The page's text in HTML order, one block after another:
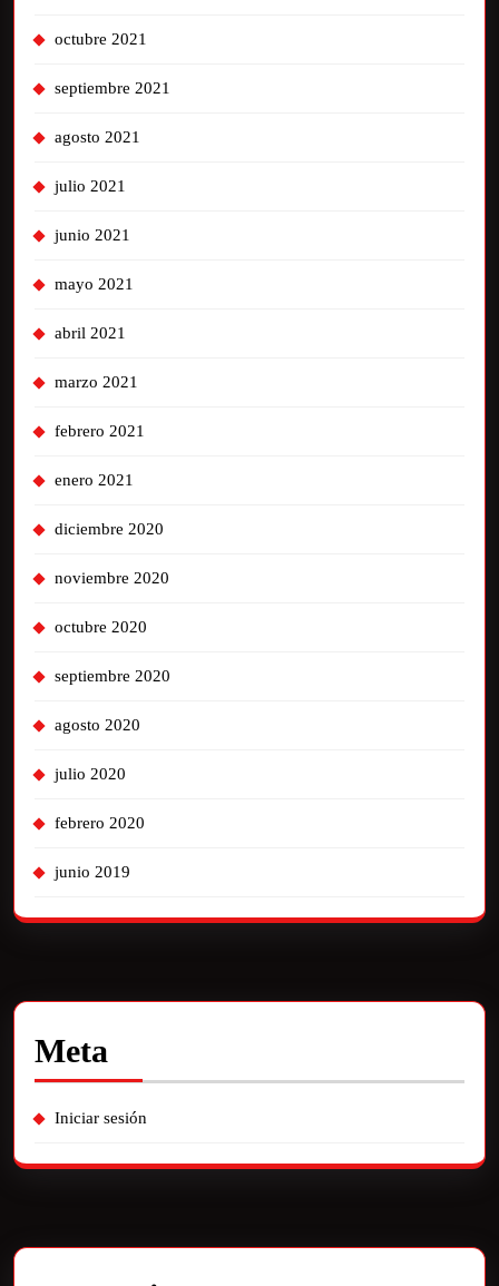
octubre 2021
septiembre 2021
agosto 2021
julio 2021
junio 2021
mayo 2021
abril 2021
marzo 2021
febrero 2021
enero 2021
diciembre 2020
noviembre 2020
octubre 2020
septiembre 2020
agosto 2020
julio 2020
febrero 2020
junio 2019
Meta
Iniciar sesión